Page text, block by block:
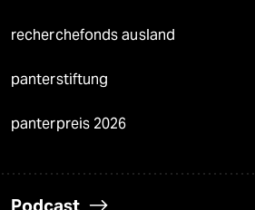
recherchefonds ausland
panterstiftung
panterpreis 2026
Podcast